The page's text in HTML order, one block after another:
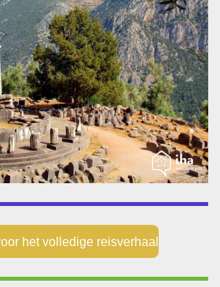
het volledige reisverhaal